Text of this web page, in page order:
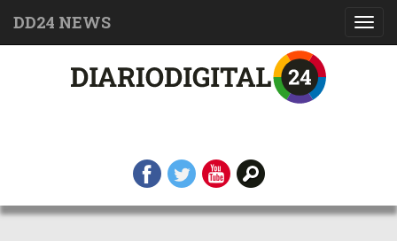
DD24 NEWS